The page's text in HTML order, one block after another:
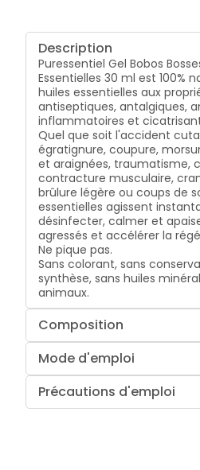
Description
Puressentiel Gel Bobos
Essentielles 30 ml est 100%
huiles essentielles aux
antiseptiques, antalgiques,
inflammatoires et
Quel que soit l'accident
égratignure, coupure,
et araignées, traumatisme,
contracture musculaire,
brûlure légère ou coups de
essentielles agissent
désinfecter, calmer et
agressés et accélérer la
Ne pique pas.
Sans colorant, sans
synthèse, sans huiles
animaux.
Composition
Mode d'emploi
Précautions d'emploi